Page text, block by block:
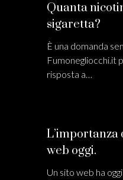
Quanta
sigaretta?
È una domanda
Fumonegliocchi.it
risposta a…
L’importanza
web oggi.
Un sito web ha